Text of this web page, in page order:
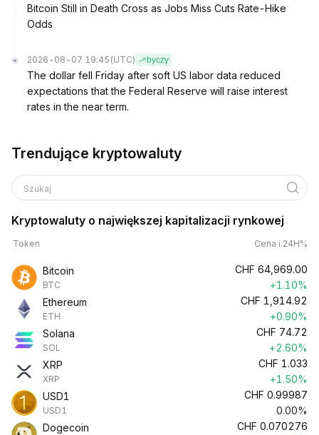
Bitcoin Still in Death Cross as Jobs Miss Cuts Rate-Hike
Odds
2026-08-07 19:45 (UTC) byczy
The dollar fell Friday after soft US labor data reduced
expectations that the Federal Reserve will raise interest
rates in the near term.
Trendujące kryptowaluty
Szukaj
Kryptowaluty o największej kapitalizacji rynkowej
Token Cena i 24H%
Bitcoin
BTC
CHF 64,969.00
+1.10%
Ethereum
ETH
CHF 1,914.92
+0.90%
Solana
SOL
CHF 74.72
+2.60%
XRP
XRP
CHF 1.033
+1.50%
USD1
USD1
CHF 0.99987
0.00%
Dogecoin
CHF 0.070276